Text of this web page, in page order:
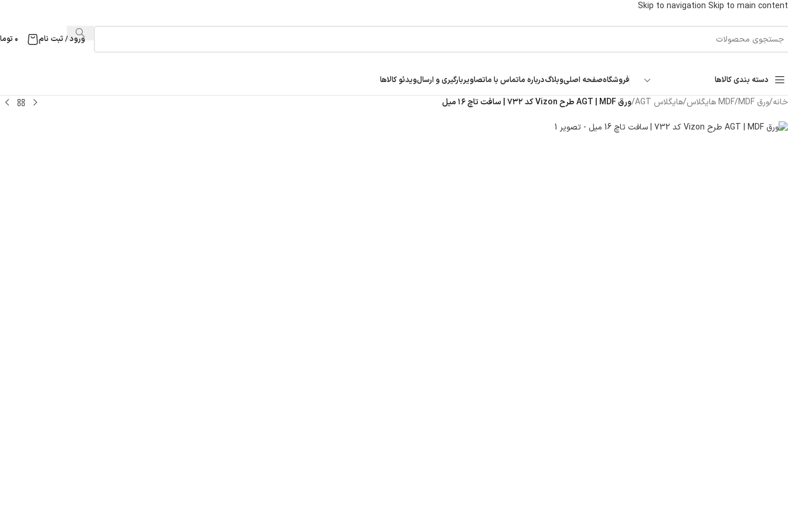
Skip to navigation Skip to main content
ورود / ثبت نام ۰
دسته بندی کالاها فروشگاهصفحه اصلیوبلاگدرباره ماتماس با ماتصاویربارگیری و ارسالویدئو کالاها
خانه/ورق MDF /MDF هایگلاس /هایگلاس AGT /ورق AGT | MDF طرح Vizon کد ۷۳۲ | سافت تاچ ۱۶ میل